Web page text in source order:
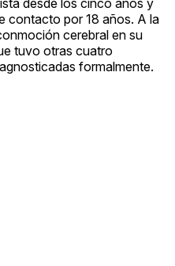
contacto por 18 años. A la
cerebral en su
tuvo otras cuatro
formalmente.